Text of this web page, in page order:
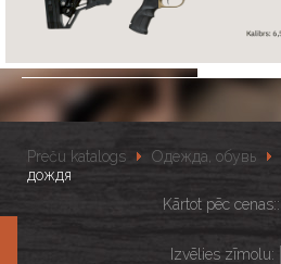
Preču katalogs Одежда, обувь
дождя
Kārtot pēc cenas::
Izvēlies zīmolu: